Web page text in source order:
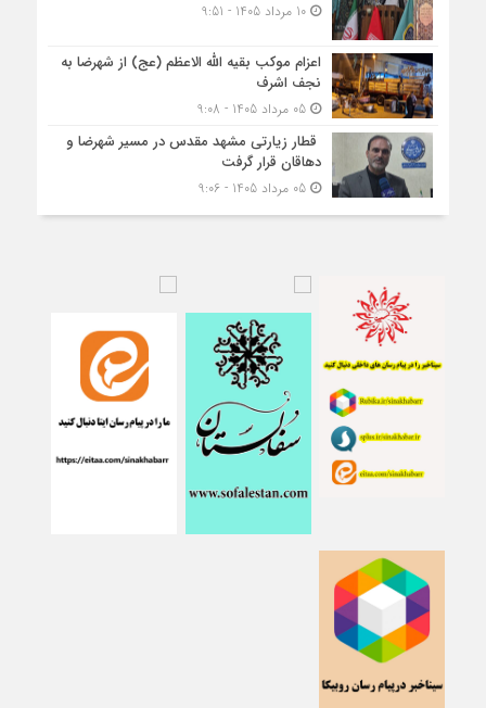
10 مرداد 1405 - 9:51
اعزام موکب بقیه الله الاعظم (عج) از شهرضا به
نجف اشرف
05 مرداد 1405 - 9:08
قطار زیارتی مشهد مقدس در مسیر شهرضا و
دهاقان قرار گرفت
05 مرداد 1405 - 9:06